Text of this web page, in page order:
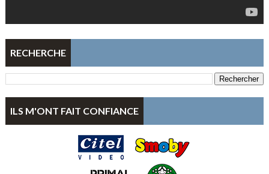
RECHERCHE
ILS M'ONT FAIT CONFIANCE